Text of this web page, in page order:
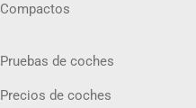
Compactos
Pruebas de coches
Precios de coches